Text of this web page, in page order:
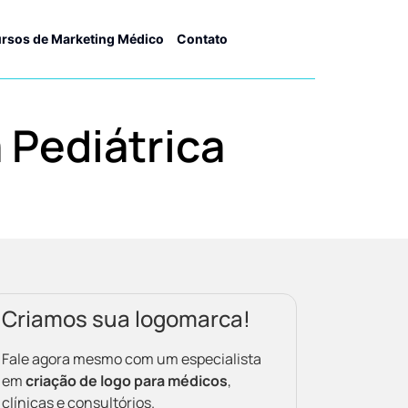
de Marketing Médico Contato
Pediátrica
Criamos sua logomarca!
Fale agora mesmo com um especialista
emcriação de logo para médicos,
clínicas e consultórios.